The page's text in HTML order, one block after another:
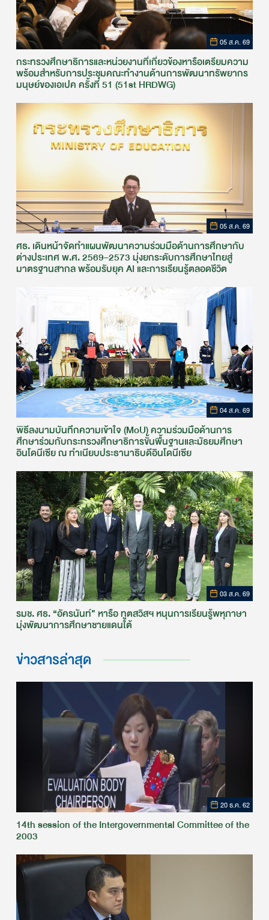
05 ส.ค. 69
กระทรวงศึกษาธิการและหน่วยงานที่เกี่ยวข้องหารือเตรียมความ
พร้อมสำหรับการประชุมคณะทำงานด้านการพัฒนาทรัพยากร
มนุษย์ของเอเปค ครั้งที่ 51 (51st HRDWG)
05 ส.ค. 69
ศธ. เดินหน้าจัดทำแผนพัฒนาความร่วมมือด้านการศึกษากับ
ต่างประเทศ พ.ศ. 2569–2573 มุ่งยกระดับการศึกษาไทยสู่
มาตรฐานสากล พร้อมรับยุค AI และการเรียนรู้ตลอดชีวิต
04 ส.ค. 69
พิธีลงนามบันทึกความเข้าใจ (MoU) ความร่วมมือด้านการ
ศึกษาร่วมกับกระทรวงศึกษาธิการขั้นพื้นฐานและมัธยมศึกษา
อินโดนีเซีย ณ ทำเนียบประธานาธิบดีอินโดนีเซีย
03 ส.ค. 69
รมช. ศธ. “อัครนันท์” หารือ ทูตสวิสฯ หนุนการเรียนรู้พหุภาษา
มุ่งพัฒนาการศึกษาชายแดนใต้
ข่าวสารล่าสุด
20 ธ.ค. 62
14th session of the Intergovernmental Committee of the
2003